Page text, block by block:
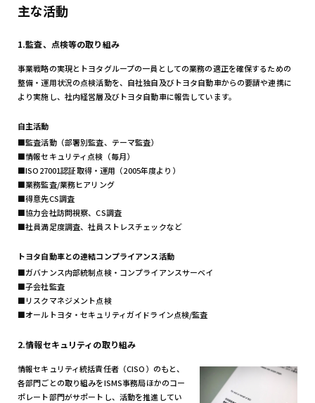
主な活動
1.監査、点検等の取り組み
事業戦略の実現とトヨタグループの一員としての業務の適正を確保するための
整備・運用状況の点検活動を、自社独自及びトヨタ自動車からの要請や連携に
より実施し、社内経営層及びトヨタ自動車に報告しています。
自主活動
■監査活動（部署別監査、テーマ監査）
■情報セキュリティ点検（毎月）
■ISO27001認証取得・運用（2005年度より）
■業務監査/業務ヒアリング
■得意先CS調査
■協力会社訪問視察、CS調査
■社員満足度調査、社員ストレスチェックなど
トヨタ自動車との連結コンプライアンス活動
■ガバナンス内部統制点検・コンプライアンスサーベイ
■子会社監査
■リスクマネジメント点検
■オールトヨタ・セキュリティガイドライン点検/監査
2.情報セキュリティの取り組み
情報セキュリティ統括責任者（CISO）のもと、
各部門ごとの取り組みをISMS事務局ほかのコー
ポレート部門がサポートし、活動を推進してい